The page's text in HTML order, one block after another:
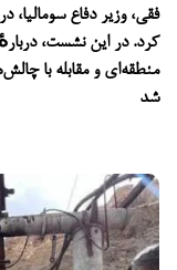
فقی، وزیر دفاع
کرد. در این نشست،
منطقه‌ای و مقابله با
شد